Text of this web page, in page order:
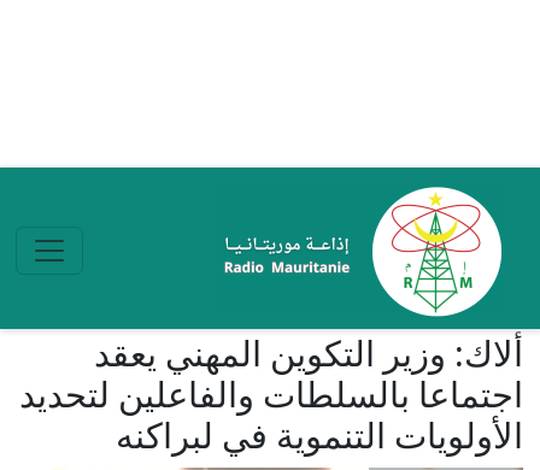
ألاك: وزير التكوين المهني يعقد
اجتماعا بالسلطات والفاعلين لتحديد
الأولويات التنموية في لبراكنه